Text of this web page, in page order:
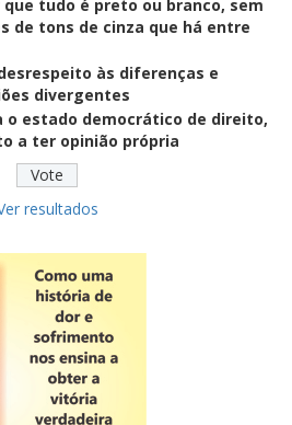
Patrus Ananias como candidato
de Minas Gerais
selecionados têm até terça
informações
começa a ser emitido
tudo é preto ou branco, sem
de tons de cinza que há entre
às diferenças e
divergentes
o estado democrático de direito,
a ter opinião própria
resultados